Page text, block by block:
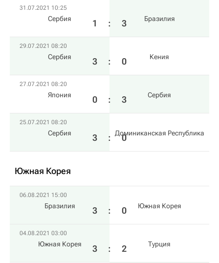
31.07.2021 10:25
Сербия 1 : 3 Бразилия
29.07.2021 08:20
Сербия 3 : 0 Кения
27.07.2021 08:20
Япония 0 : 3 Сербия
25.07.2021 08:20
Сербия 3 : 0
Доминиканская Республика
Южная Корея
06.08.2021 15:00
Бразилия 3 : 0 Южная Корея
04.08.2021 03:00
Южная Корея 3 : 2 Турция